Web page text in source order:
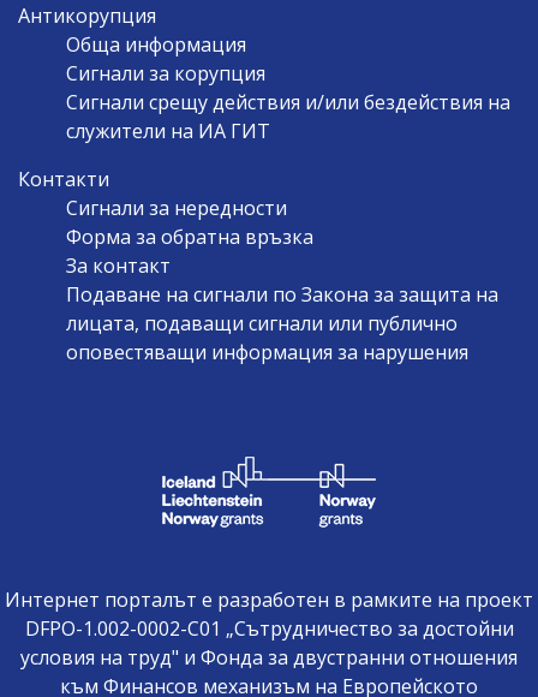
Антикорупция
Обща информация
Сигнали за корупция
Сигнали срещу действия и/или бездействия на
служители на ИА ГИТ
Контакти
Сигнали за нередности
Форма за обратна връзка
За контакт
Подаване на сигнали по Закона за защита на
лицата, подаващи сигнали или публично
оповестяващи информация за нарушения
Интернет порталът е разработен в рамките на проект
DFPO-1.002-0002-C01 „Сътрудничество за достойни
условия на труд" и Фонда за двустранни отношения
към Финансов механизъм на Европейското